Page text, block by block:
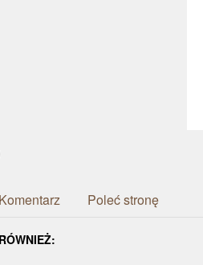
Poleć stronę